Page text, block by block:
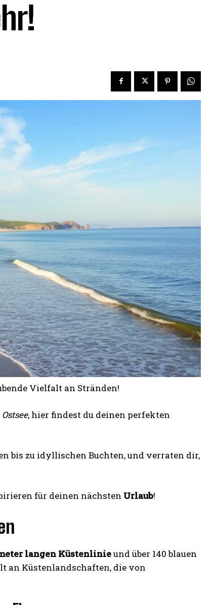
Vielfalt an Stränden!
Ostsee, hier findest du deinen perfekten
bis zu idyllischen Buchten, und verraten dir,
für deinen nächsten Urlaub!
langen Küstenlinieund über 140 blauen
an Küstenlandschaften, die von